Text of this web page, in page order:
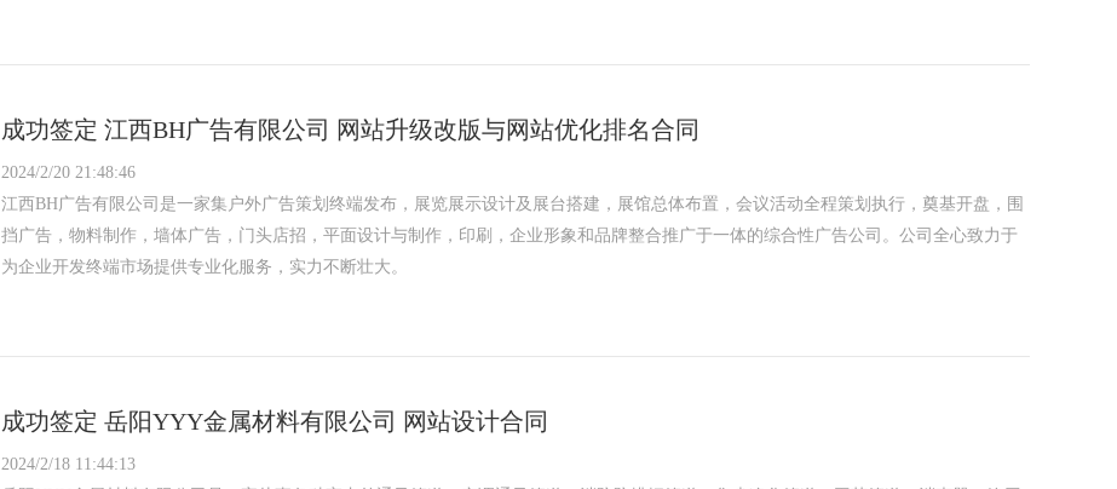
成功签定 江西BH广告有限公司 网站升级改版与网站优化排名合同
2024/2/20 21:48:46
江西BH广告有限公司是一家集户外广告策划终端发布，展览展示设计及展台搭建，展馆总体布置，会议活动全程策划执行，奠基开盘，围
挡广告，物料制作，墙体广告，门头店招，平面设计与制作，印刷，企业形象和品牌整合推广于一体的综合性广告公司。公司全心致力于
为企业开发终端市场提供专业化服务，实力不断壮大。
成功签定 岳阳YYY金属材料有限公司 网站设计合同
2024/2/18 11:44:13